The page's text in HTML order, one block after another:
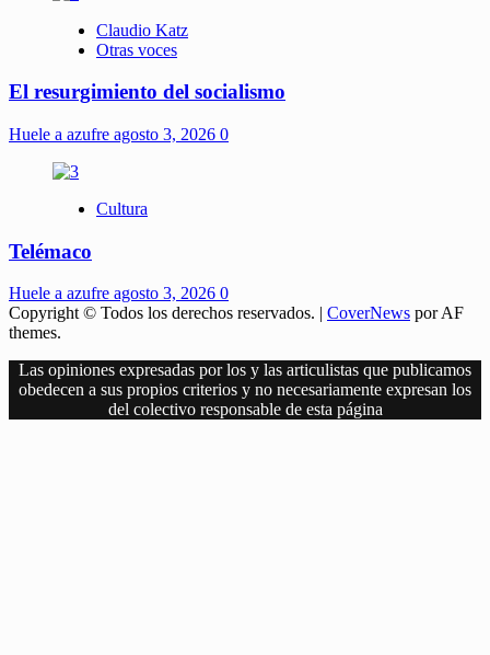
Claudio Katz
Otras voces
El resurgimiento del socialismo
Huele a azufre agosto 3, 2026 0
Cultura
Telémaco
Huele a azufre agosto 3, 2026 0
Copyright © Todos los derechos reservados. | CoverNews por AF
themes.
Las opiniones expresadas por los y las articulistas que publicamos
obedecen a sus propios criterios y no necesariamente expresan los
del colectivo responsable de esta página